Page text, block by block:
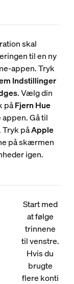
skal
til en ny
appen. Tryk
Indstillinger
. Vælg din
påFjern Hue
Gå til
Tryk påApple
på skærmen
igen.
Start med
at følge
trinnene
til venstre.
Hvis du
brugte
flere konti